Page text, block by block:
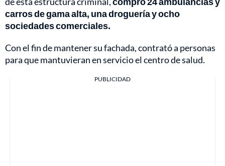
carros de gama alta, una droguería y ocho
sociedades comerciales.
Con el fin de mantener su fachada, contrató a personas
para que mantuvieran en servicio el centro de salud.
PUBLICIDAD